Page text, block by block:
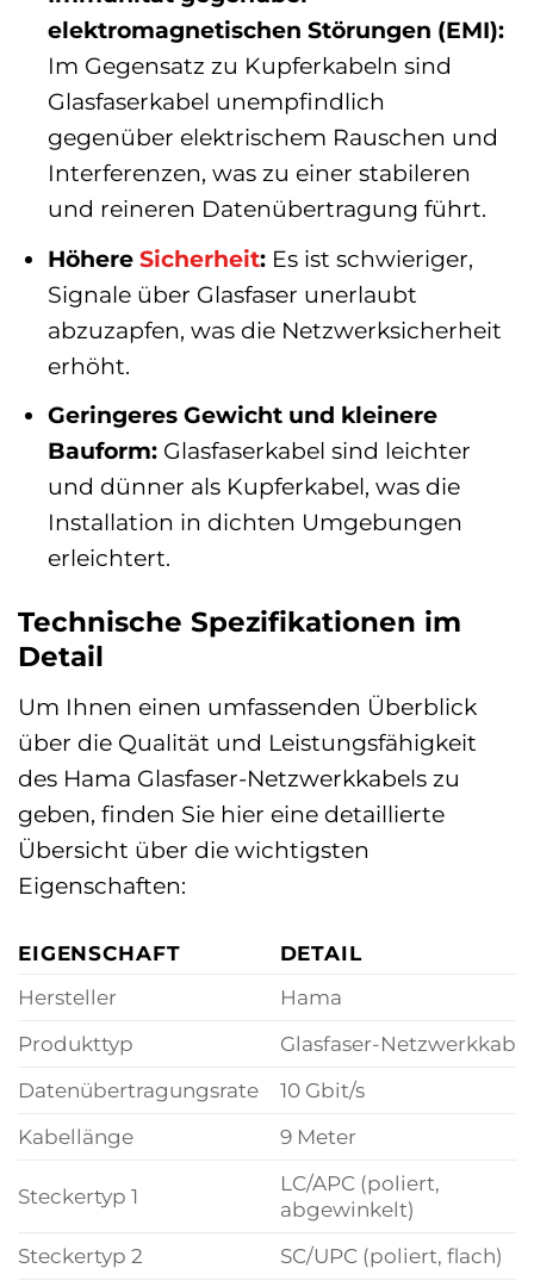
elektromagnetischen Störungen (EMI):
Im Gegensatz zu Kupferkabeln sind
Glasfaserkabel unempfindlich
gegenüber elektrischem Rauschen und
Interferenzen, was zu einer stabileren
und reineren Datenübertragung führt.
Höhere Sicherheit:Es ist schwieriger,
Signale über Glasfaser unerlaubt
abzuzapfen, was die Netzwerksicherheit
erhöht.
Geringeres Gewicht und kleinere
Bauform:Glasfaserkabel sind leichter
und dünner als Kupferkabel, was die
Installation in dichten Umgebungen
erleichtert.
Technische Spezifikationen im
Detail
Um Ihnen einen umfassenden Überblick
über die Qualität und Leistungsfähigkeit
des Hama Glasfaser-Netzwerkkabels zu
geben, finden Sie hier eine detaillierte
Übersicht über die wichtigsten
Eigenschaften:
EIGENSCHAFT
DETAIL
Hersteller
Hama
Produkttyp
Glasfaser-Netzwerkkabel
Datenübertragungsrate
10 Gbit/s
Kabellänge
9 Meter
Steckertyp 1
LC/APC (poliert,
abgewinkelt)
Steckertyp 2
SC/UPC (poliert, flach)